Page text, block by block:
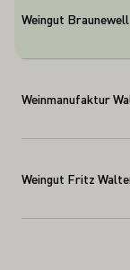
Weingut Braunewell
Weinmanufaktur
Weingut Fritz